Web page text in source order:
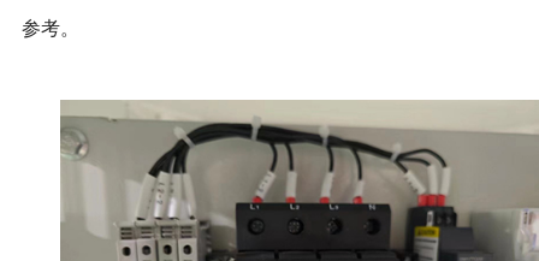
参考。